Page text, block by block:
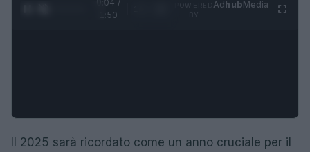
0:05 /
1:50
AdhubMedia
Il 2025 sarà ricordato come un anno cruciale per il